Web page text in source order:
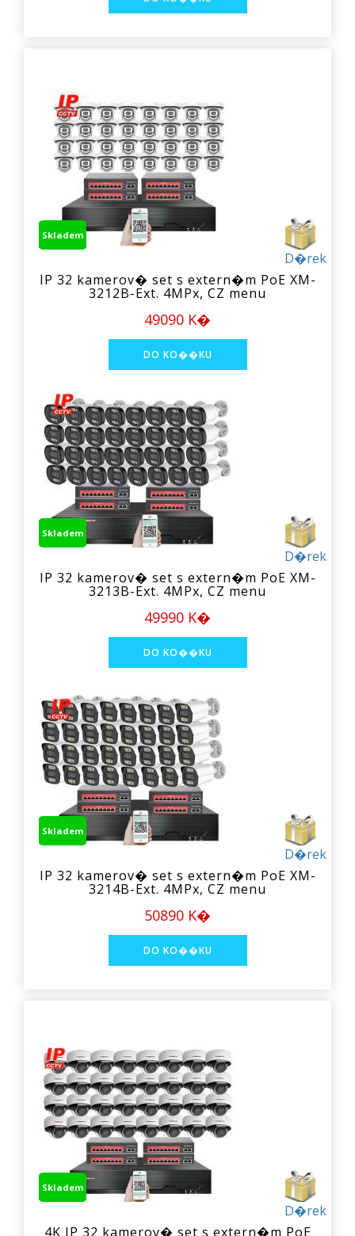
D�rek
Skladem
IP 32 kamerov� set s extern�m PoE XM-
3212B-Ext. 4MPx, CZ menu
49090 K�
D�rek
Skladem
IP 32 kamerov� set s extern�m PoE XM-
3213B-Ext. 4MPx, CZ menu
49990 K�
D�rek
Skladem
IP 32 kamerov� set s extern�m PoE XM-
3214B-Ext. 4MPx, CZ menu
50890 K�
D�rek
Skladem
4K IP 32 kamerov� set s extern�m PoE